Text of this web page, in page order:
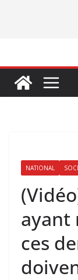
NATIONAL
ayant
ces